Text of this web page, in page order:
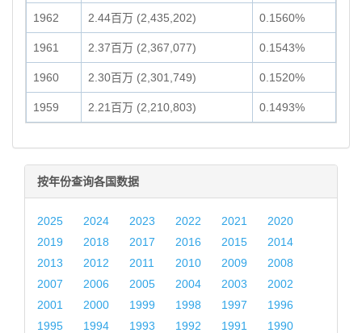
1962 2.44百万 (2,435,202) 0.1560%
1961 2.37百万 (2,367,077) 0.1543%
1960 2.30百万 (2,301,749) 0.1520%
1959 2.21百万 (2,210,803) 0.1493%
按年份查询各国数据
2025 2024 2023 2022 2021
2020
2019
2018 2017 2016 2015
2014
2013
2012 2011 2010 2009
2008
2007
2006 2005 2004 2003
2002
2001
2000 1999 1998 1997
1996
1995
1994 1993 1992 1991
1990